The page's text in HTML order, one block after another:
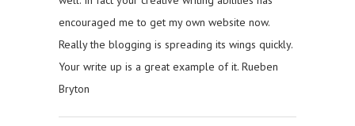
encouraged me to get my own website now.
Really the blogging is spreading its wings quickly.
Your write up is a great example of it. Rueben
Bryton